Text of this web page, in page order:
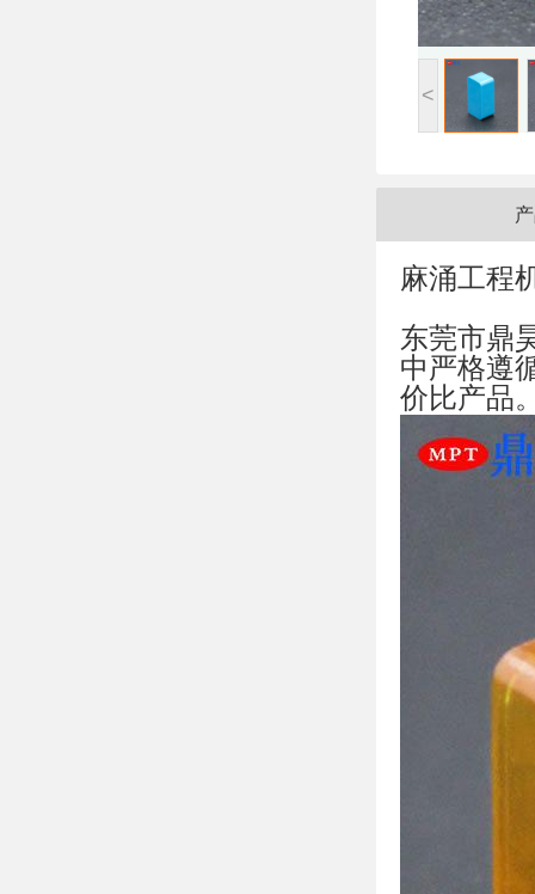
<
麻涌工程
东莞市鼎
中严格遵
价比产品